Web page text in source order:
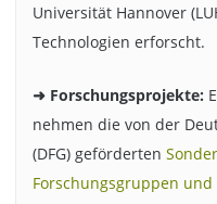
Universität Hannover
Technologien erforscht.
➜ Forschungsprojekte:
nehmen die von der
(DFG) geförderten
Forschungsgruppen